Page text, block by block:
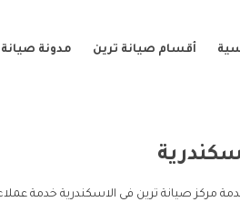
أقسام صيانة ترين مدونة صيانة
مركز صيانة ترين فى الاسكندرية خدمة